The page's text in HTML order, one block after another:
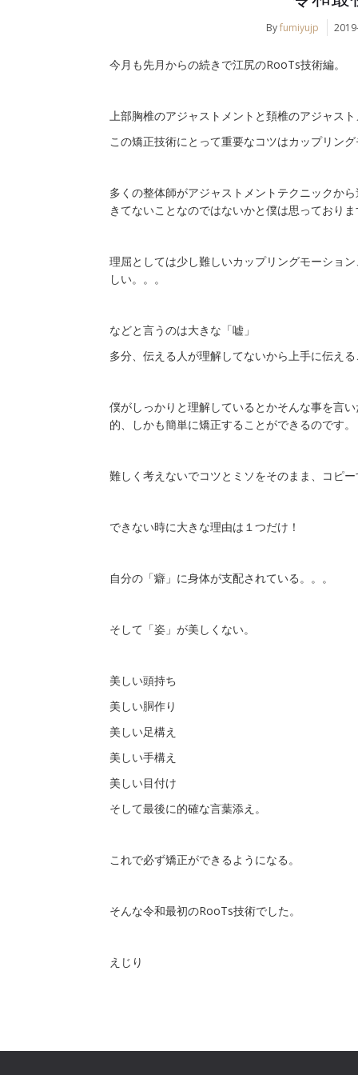
Byfumiyujp
今月も先月からの続きで江尻のRooTs技術編。
上部胸椎のアジャストメントと頚椎のアジャス
この矯正技術にとって重要なコツはカップリン
多くの整体師がアジャストメントテクニックか
きてないことなのではないかと僕は思っており
理屈としては少し難しいカップリングモーショ
しい。。。
などと言うのは大きな「嘘」
多分、伝える人が理解してないから上手に伝え
僕がしっかりと理解しているとかそんな事を言
的、しかも簡単に矯正することができるのです。
難しく考えないでコツとミソをそのまま、コピ
できない時に大きな理由は１つだけ！
自分の「癖」に身体が支配されている。。。
そして「姿」が美しくない。
美しい頭持ち
美しい胴作り
美しい足構え
美しい手構え
美しい目付け
そして最後に的確な言葉添え。
これで必ず矯正ができるようになる。
そんな令和最初のRooTs技術でした。
えじり